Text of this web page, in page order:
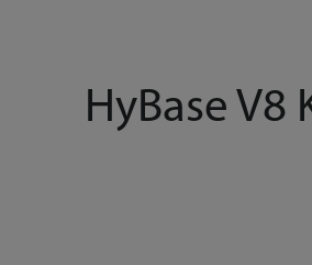
HyBase V8